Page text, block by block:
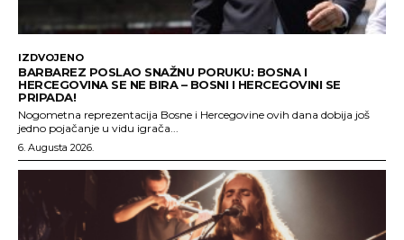
IZDVOJENO
BARBAREZ POSLAO SNAŽNU PORUKU: BOSNA I
HERCEGOVINA SE NE BIRA – BOSNI I HERCEGOVINI SE
PRIPADA!
Nogometna reprezentacija Bosne i Hercegovine ovih dana dobija još
jedno pojačanje u vidu igrača...
6. Augusta 2026.